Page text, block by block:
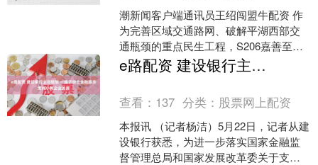
潮新闻客户端通讯员王绍闯盟牛配资 作
为完善区域交通路网、破解平湖西部交
通瓶颈的重点民生工程，S206嘉善至余
姚公路平湖段改建工程已进入建设推进
阶段。项目的实施将....
e路配资 建设银行主动赋能 一揽子综合金融服务支持小微企业发展
查看： 137 分类： 股票网上配资
本报讯 （记者杨洁）5月22日，记者从建
设银行获悉，为进一步落实国家金融监
督管理总局和国家发展改革委关于支持